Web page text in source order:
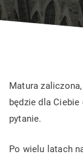
Matura
będzie dla
pytanie.
Po wielu latach